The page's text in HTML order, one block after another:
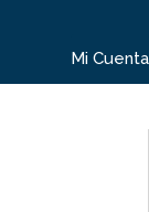
Mi Cuenta